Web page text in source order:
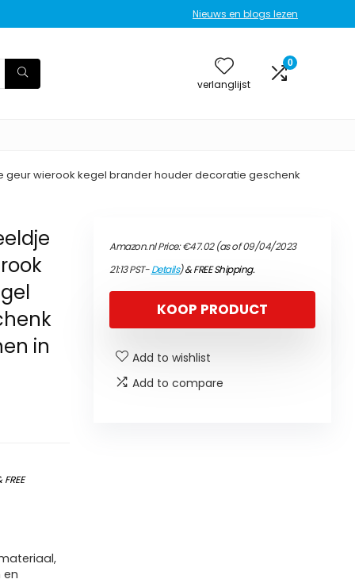
Nieuws en blogs lezen
verlanglijst
0
wierook kegel brander houder decoratie geschenk
in
FREE
en
Amazon.nl Price:€47.02(as of 09/04/2023
21:13 PST-Details)&FREE Shipping.
KOOP PRODUCT
Add to wishlist
Add to compare